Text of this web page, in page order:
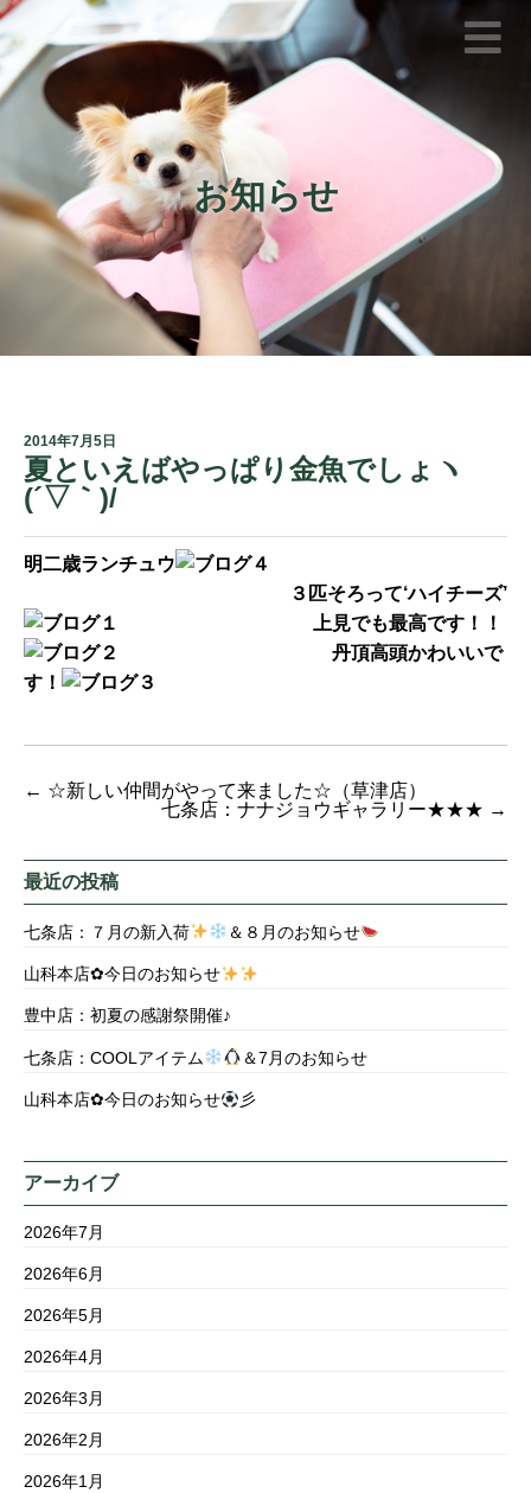
お知らせ
2014年7月5日
夏といえばやっぱり金魚でしょヽ
(´▽｀)/
明二歳ランチュウ
３匹そろって‘ハイチーズ’
上見でも最高です！！
丹頂高頭かわいいで
す！
← ☆新しい仲間がやって来ました☆（草津店）
七条店：ナナジョウギャラリー★★★ →
最近の投稿
七条店：７月の新入荷 ＆８月のお知らせ
山科本店✿今日のお知らせ
豊中店：初夏の感謝祭開催♪
七条店：COOLアイテム ＆7月のお知らせ
山科本店✿今日のお知らせ 彡
アーカイブ
2026年7月
2026年6月
2026年5月
2026年4月
2026年3月
2026年2月
2026年1月